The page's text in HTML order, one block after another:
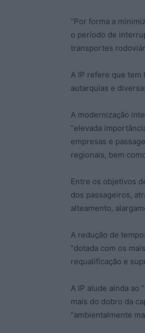
“Por forma a
o período de
transportes
A IP refere que tem
autarquias e
A modernização
“elevada
empresas e
regionais, bem
Entre os objetivos
dos passageiros,
alteamento,
A redução de
“dotada com os
requalificação e
A IP alude ainda ao
mais do dobro da
“ambientalmente